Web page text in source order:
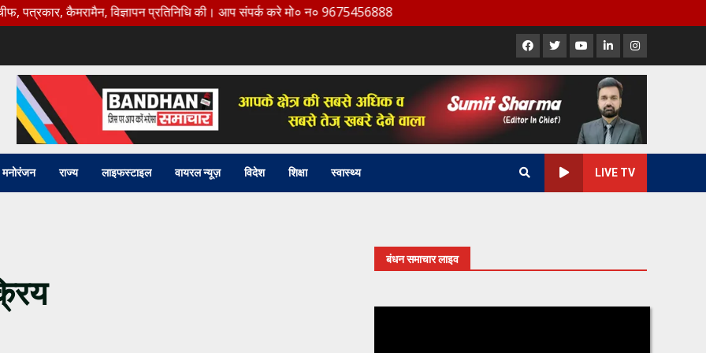
विज्ञापन प्रतिनिधि की। आप संपर्क करे मो० न० 9675456888
Facebook
X YoutubeLinkedInInstagram
मनोरंजन राज्य लाइफस्टाइल वायरल न्यूज़ विदेश शिक्षा स्वास्थ्य LIVE TV
बंधन समाचार लाइव